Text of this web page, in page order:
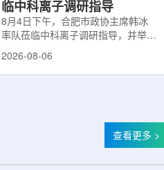
临中科离子调研指导
8月4日下午，合肥市政协主席韩冰
率队莅临中科离子调研指导，并举行
座谈交流。市人大常委会副主任雍凤
经理陈永华，副总经理丁开忠、李
俊、光若怀陪同。韩冰一行详细了解
2026-08-06
查看更多 >